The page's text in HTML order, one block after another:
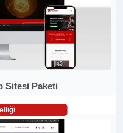
Sitesi Paketi